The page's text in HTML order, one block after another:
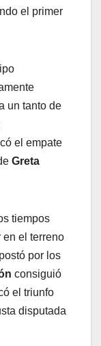
el primer
un tanto de
el empate
Greta
tiempos
en el terreno
por los
consiguió
el triunfo
disputada